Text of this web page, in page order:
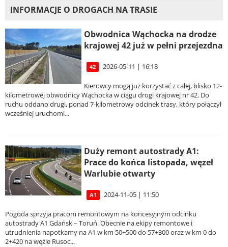
INFORMACJE O DROGACH NA TRASIE
Obwodnica Wąchocka na drodze
krajowej 42 już w pełni przejezdna
42 2026-05-11 | 16:18
Kierowcy mogą już korzystać z całej, blisko 12-
kilometrowej obwodnicy Wąchocka w ciągu drogi krajowej nr 42. Do
ruchu oddano drugi, ponad 7-kilometrowy odcinek trasy, który połączył
wcześniej uruchomi...
Duży remont autostrady A1:
Prace do końca listopada, węzeł
Warlubie otwarty
A1 2024-11-05 | 11:50
Pogoda sprzyja pracom remontowym na koncesyjnym odcinku
autostrady A1 Gdańsk – Toruń. Obecnie na ekipy remontowe i
utrudnienia napotkamy na A1 w km 50+500 do 57+300 oraz w km 0 do
2+420 na węźle Rusoc...